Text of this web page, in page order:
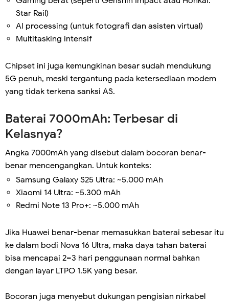
Star Rail)
AI processing (untuk fotografi dan asisten virtual)
Multitasking intensif
Chipset ini juga kemungkinan besar sudah mendukung
5G penuh, meski tergantung pada ketersediaan modem
yang tidak terkena sanksi AS.
Baterai 7000mAh: Terbesar di
Kelasnya?
Angka 7000mAh yang disebut dalam bocoran benar-
benar mencengangkan. Untuk konteks:
Samsung Galaxy S25 Ultra: ~5.000 mAh
Xiaomi 14 Ultra: ~5.300 mAh
Redmi Note 13 Pro+: ~5.000 mAh
Jika Huawei benar-benar memasukkan baterai sebesar itu
ke dalam bodi Nova 16 Ultra, maka daya tahan baterai
bisa mencapai 2–3 hari penggunaan normal bahkan
dengan layar LTPO 1.5K yang besar.
Bocoran juga menyebut dukungan pengisian nirkabel